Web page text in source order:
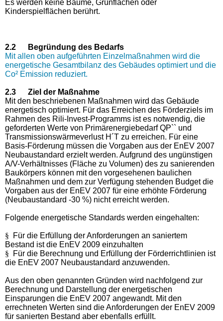
Es werden keine Bäume, Grünflächen oder
Kinderspielflächen berührt.
2.2 Begründung des Bedarfs
Mit allen oben aufgeführten Einzelmaßnahmen wird die
energetische Gesamtbilanz des Gebäudes optimiert und die
Co² Emission reduziert.
2.3 Ziel der Maßnahme
Mit den beschriebenen Maßnahmen wird das Gebäude
energetisch optimiert. Für das Erreichen des Förderziels im
Rahmen des Rili-Invest-Programms ist es notwendig, die
geforderten Werte von Primärenergiebedarf QP`` und
Transmissionswärmeverlust H´T zu erreichen. Für eine
Basis-Förderung müssen die Vorgaben aus der EnEV 2007
Neubaustandard erzielt werden. Aufgrund des ungünstigen
A/V-Verhältnisses (Fläche zu Volumen) des zu sanierenden
Baukörpers können mit den vorgesehenen baulichen
Maßnahmen und dem zur Verfügung stehenden Budget die
Vorgaben aus der EnEV 2007 für eine erhöhte Förderung
(Neubaustandard -30 %) nicht erreicht werden.
Folgende energetische Standards werden eingehalten:
§
Für die Erfüllung der Anforderungen an saniertem
Bestand ist die EnEV 2009 einzuhalten
§
Für die Berechnung und Erfüllung der Förderrichtlinien ist
die EnEV 2007 Neubaustandard anzuwenden.
Aus den oben genannten Gründen wird nachfolgend zur
Berechnung und Darstellung der energetischen
Einsparungen die EnEV 2007 angewandt. Mit den
errechneten Werten sind die Anforderungen der EnEV 2009
für sanierten Bestand aber ebenfalls erfüllt.